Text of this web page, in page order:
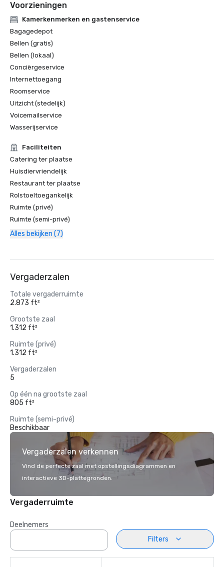
Voorzieningen
Kamerkenmerken en gastenservice
Bagagedepot
Bellen (gratis)
Bellen (lokaal)
Conciërgeservice
Internettoegang
Roomservice
Uitzicht (stedelijk)
Voicemailservice
Wasserijservice
Faciliteiten
Catering ter plaatse
Huisdiervriendelijk
Restaurant ter plaatse
Rolstoeltoegankelijk
Ruimte (privé)
Ruimte (semi-privé)
Alles bekijken (7)
Vergaderzalen
Totale vergaderruimte
2.873 ft²
Grootste zaal
1.312 ft²
Ruimte (privé)
1.312 ft²
Vergaderzalen
5
Op één na grootste zaal
805 ft²
Ruimte (semi-privé)
Beschikbaar
Vergaderzalen verkennen
Vind de perfecte zaal met opstellingsdiagrammen en
interactieve 3D-plattegronden.
Vergaderruimte
Deelnemers
Filters